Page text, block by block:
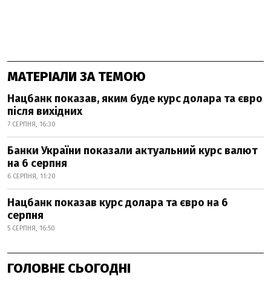
МАТЕРІАЛИ ЗА ТЕМОЮ
Нацбанк показав, яким буде курс долара та євро
після вихідних
7 СЕРПНЯ, 16:30
Банки України показали актуальний курс валют
на 6 серпня
6 СЕРПНЯ, 11:20
Нацбанк показав курс долара та євро на 6
серпня
5 СЕРПНЯ, 16:50
ГОЛОВНЕ СЬОГОДНІ